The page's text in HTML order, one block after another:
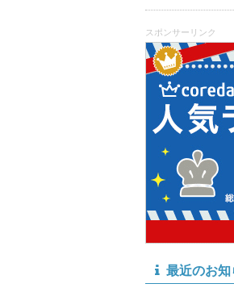
スポンサーリンク
最近のお